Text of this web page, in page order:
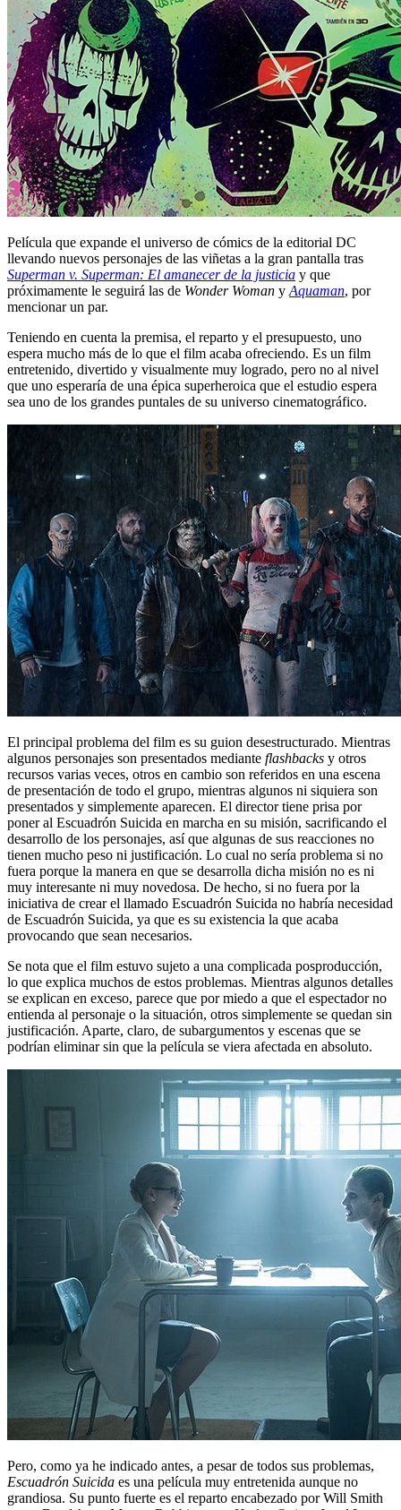
Película que expande el universo de cómics de la editorial DC
llevando nuevos personajes de las viñetas a la gran pantalla tras
Superman v. Superman: El amanecer de la justicia y que
próximamente le seguirá las de Wonder Woman y Aquaman, por
mencionar un par.
Teniendo en cuenta la premisa, el reparto y el presupuesto, uno
espera mucho más de lo que el film acaba ofreciendo. Es un film
entretenido, divertido y visualmente muy logrado, pero no al nivel
que uno esperaría de una épica superheroica que el estudio espera
sea uno de los grandes puntales de su universo cinematográfico.
El principal problema del film es su guion desestructurado. Mientras
algunos personajes son presentados mediante flashbacks y otros
recursos varias veces, otros en cambio son referidos en una escena
de presentación de todo el grupo, mientras algunos ni siquiera son
presentados y simplemente aparecen. El director tiene prisa por
poner al Escuadrón Suicida en marcha en su misión, sacrificando el
desarrollo de los personajes, así que algunas de sus reacciones no
tienen mucho peso ni justificación. Lo cual no sería problema si no
fuera porque la manera en que se desarrolla dicha misión no es ni
muy interesante ni muy novedosa. De hecho, si no fuera por la
iniciativa de crear el llamado Escuadrón Suicida no habría necesidad
de Escuadrón Suicida, ya que es su existencia la que acaba
provocando que sean necesarios.
Se nota que el film estuvo sujeto a una complicada posproducción,
lo que explica muchos de estos problemas. Mientras algunos detalles
se explican en exceso, parece que por miedo a que el espectador no
entienda al personaje o la situación, otros simplemente se quedan sin
justificación. Aparte, claro, de subargumentos y escenas que se
podrían eliminar sin que la película se viera afectada en absoluto.
Pero, como ya he indicado antes, a pesar de todos sus problemas,
Escuadrón Suicida es una película muy entretenida aunque no
grandiosa. Su punto fuerte es el reparto encabezado por Will Smith